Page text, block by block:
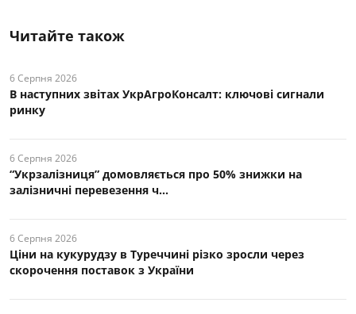
Читайте також
6 Серпня 2026
В наступних звітах УкрАгроКонсалт: ключові cигнали
ринку
6 Серпня 2026
“Укрзалізниця” домовляється про 50% знижки на
залізничні перевезення ч...
6 Серпня 2026
Ціни на кукурудзу в Туреччині різко зросли через
скорочення поставок з України